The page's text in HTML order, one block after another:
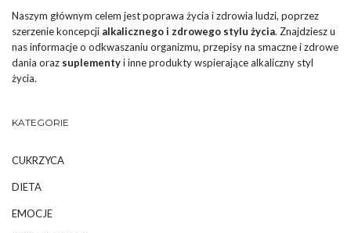
Naszym głównym celem jest poprawa życia i zdrowia ludzi, poprzez
szerzenie koncepcji alkalicznego i zdrowego stylu życia. Znajdziesz u
nas informacje o odkwaszaniu organizmu, przepisy na smaczne i zdrowe
dania oraz suplementyi inne produkty wspierające alkaliczny styl
życia.
KATEGORIE
CUKRZYCA
DIETA
EMOCJE